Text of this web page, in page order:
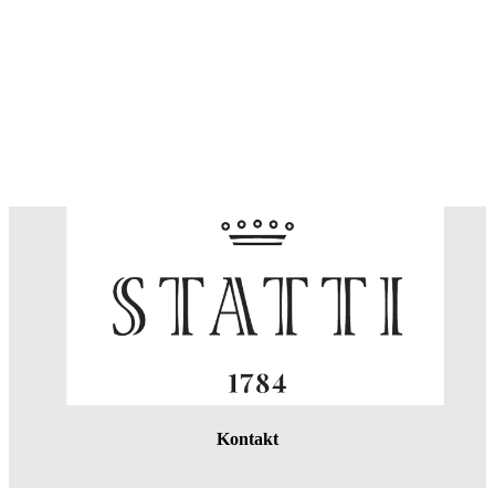
Kontakt